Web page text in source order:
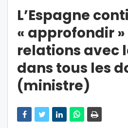
L’Espagne
« approfondir »
relations avec
dans tous les
(ministre)